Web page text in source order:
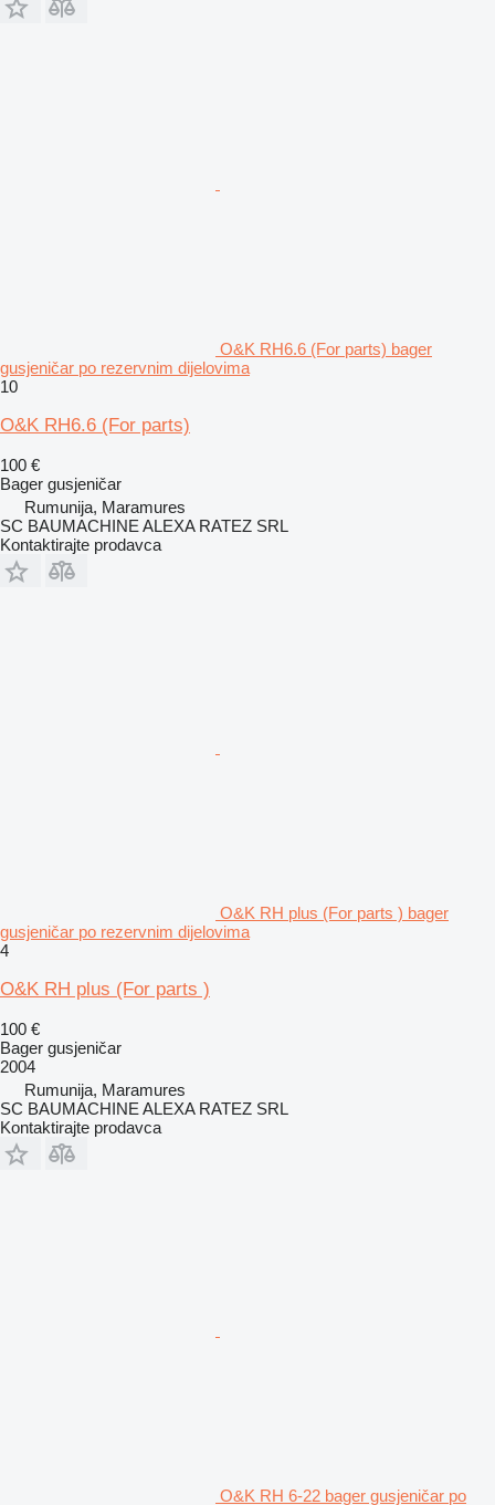
O&K RH6.6 (For parts) bager
gusjeničar po rezervnim dijelovima
10
O&K RH6.6 (For parts)
100 €
Bager gusjeničar
Rumunija, Maramures
SC BAUMACHINE ALEXA RATEZ SRL
Kontaktirajte prodavca
O&K RH plus (For parts ) bager
gusjeničar po rezervnim dijelovima
4
O&K RH plus (For parts )
100 €
Bager gusjeničar
2004
Rumunija, Maramures
SC BAUMACHINE ALEXA RATEZ SRL
Kontaktirajte prodavca
O&K RH 6-22 bager gusjeničar po